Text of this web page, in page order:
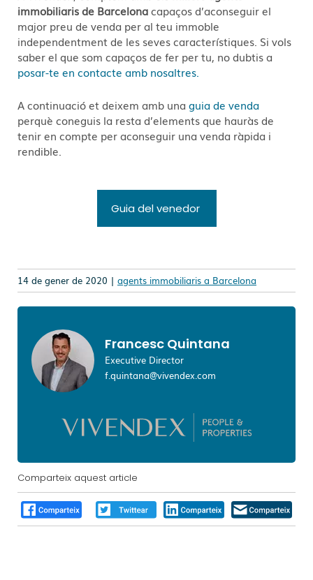
immobiliaris de Barcelonacapaços d’aconseguir el
major preu de venda per al teu immoble
independentment de les seves característiques. Si vols
saber el que som capaços de fer per tu, no dubtis a
posar-te en contacte amb nosaltres.
A continuació et deixem amb una guia de venda
perquè coneguis la resta d’elements que hauràs de
tenir en compte per aconseguir una venda ràpida i
rendible.
Guia del venedor
14 de gener de 2020 | agents immobiliaris a Barcelona
Francesc Quintana
Executive Director
f.quintana@vivendex.com
Comparteix aquest article